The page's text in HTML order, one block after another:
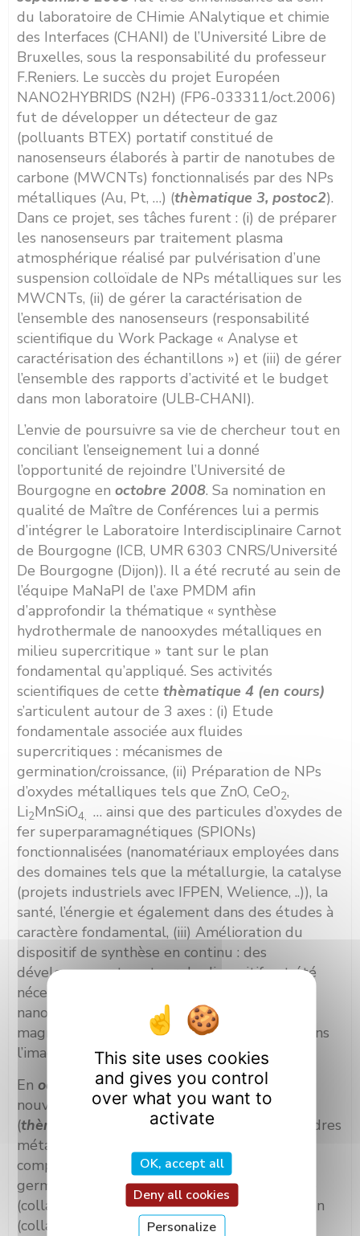
du laboratoire de CHimie ANalytique et chimie
des Interfaces (CHANI) de l’Université Libre de
Bruxelles, sous la responsabilité du professeur
F.Reniers. Le succès du projet Européen
NANO2HYBRIDS (N2H) (FP6-033311/oct.2006)
fut de développer un détecteur de gaz
(polluants BTEX) portatif constitué de
nanosenseurs élaborés à partir de nanotubes de
carbone (MWCNTs) fonctionnalisés par des NPs
métalliques (Au, Pt, …) (thèmatique 3, postoc2).
Dans ce projet, ses tâches furent : (i) de préparer
les nanosenseurs par traitement plasma
atmosphérique réalisé par pulvérisation d’une
suspension colloïdale de NPs métalliques sur les
MWCNTs, (ii) de gérer la caractérisation de
l’ensemble des nanosenseurs (responsabilité
scientifique du Work Package « Analyse et
caractérisation des échantillons ») et (iii) de gérer
l’ensemble des rapports d’activité et le budget
dans mon laboratoire (ULB-CHANI).
L’envie de poursuivre sa vie de chercheur tout en
conciliant l’enseignement lui a donné
l’opportunité de rejoindre l’Université de
Bourgogne en octobre 2008. Sa nomination en
qualité de Maître de Conférences lui a permis
d’intégrer le Laboratoire Interdisciplinaire Carnot
de Bourgogne (ICB, UMR 6303 CNRS/Université
De Bourgogne (Dijon)). Il a été recruté au sein de
l’équipe MaNaPI de l’axe PMDM afin
d’approfondir la thématique « synthèse
hydrothermale de nanooxydes métalliques en
milieu supercritique » tant sur le plan
fondamental qu’appliqué. Ses activités
scientifiques de cette thèmatique 4 (en cours)
s’articulent autour de 3 axes : (i) Etude
fondamentale associée aux fluides
supercritiques : mécanismes de
germination/croissance, (ii) Préparation de NPs
d’oxydes métalliques tels que ZnO, CeO2,
Li2MnSiO4, … ainsi que des particules d’oxydes de
fer superparamagnétiques (SPIONs)
fonctionnalisées (nanomatériaux employées dans
des domaines tels que la métallurgie, la catalyse
(projets industriels avec IFPEN, Welience, ..)), la
santé, l’énergie et également dans des études à
caractère fondamental, (iii) Amélioration du
dispositif de synthèse en continu : des
développements autour du dispositif ont été
nécessaires afin de préparer en continu des
nanohybrides de 3
génération à base de
magnétite (SPIONs) pour des applications dans
l’imagerie médicale (IRM).
En octobre 2014 , il a également initié une
nouvelle thèmatique au sein de l’équipe
(thèmatique 5, récente) : Elaboration de poudres
métalliques à microstructure contrôlée et
compréhension des mécanismes de
germination/croissance par plasma thermique
(collaboration avec TEKNA) et par atomisation
(collaboration avec FRAMATOME).
This site uses cookies
and gives you control
over what you want to
activate
OK, accept all
Deny all cookies
Personalize